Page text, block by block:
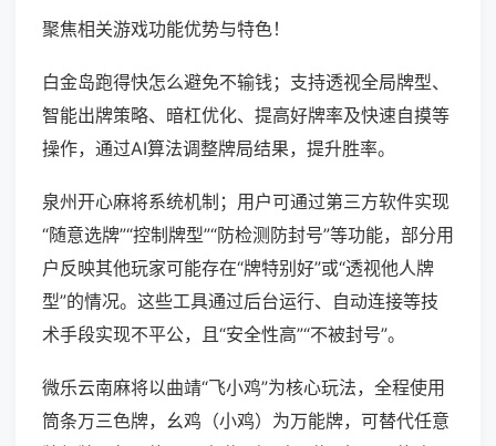
聚焦相关游戏功能优势与特色！
白金岛跑得快怎么避免不输钱；支持透视全局牌型、
智能出牌策略、暗杠优化、提高好牌率及快速自摸等
操作，通过AI算法调整牌局结果，提升胜率。
泉州开心麻将系统机制；用户可通过第三方软件实现
“随意选牌”“控制牌型”“防检测防封号”等功能，部分用
户反映其他玩家可能存在“牌特别好”或“透视他人牌
型”的情况。这些工具通过后台运行、自动连接等技
术手段实现不平公，且“安全性高”“不被封号”。
微乐云南麻将以曲靖“飞小鸡”为核心玩法，全程使用
筒条万三色牌，幺鸡（小鸡）为万能牌，可替代任意